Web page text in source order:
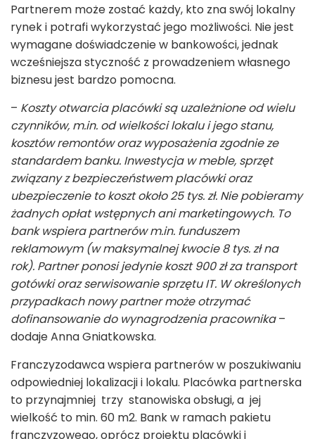
Partnerem może zostać każdy, kto zna swój lokalny
rynek i potrafi wykorzystać jego możliwości. Nie jest
wymagane doświadczenie w bankowości, jednak
wcześniejsza styczność z prowadzeniem własnego
biznesu jest bardzo pomocna.
– Koszty otwarcia placówki są uzależnione od wielu
czynników, m.in. od wielkości lokalu i jego stanu,
kosztów remontów oraz wyposażenia zgodnie ze
standardem banku. Inwestycja w meble, sprzęt
związany z bezpieczeństwem placówki oraz
ubezpieczenie to koszt około 25 tys. zł. Nie pobieramy
żadnych opłat wstępnych ani marketingowych. To
bank wspiera partnerów m.in. funduszem
reklamowym (w maksymalnej kwocie 8 tys. zł na
rok). Partner ponosi jedynie koszt 900 zł za transport
gotówki oraz serwisowanie sprzętu IT. W określonych
przypadkach nowy partner może otrzymać
dofinansowanie do wynagrodzenia pracownika–
dodaje Anna Gniatkowska.
Franczyzodawca wspiera partnerów w poszukiwaniu
odpowiedniej lokalizacji i lokalu. Placówka partnerska
to przynajmniej trzy stanowiska obsługi, a jej
wielkość to min. 60 m2. Bank w ramach pakietu
franczyzowego, oprócz projektu placówki i